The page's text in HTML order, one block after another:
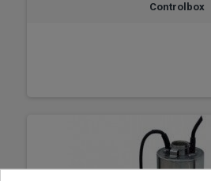
Controlbox